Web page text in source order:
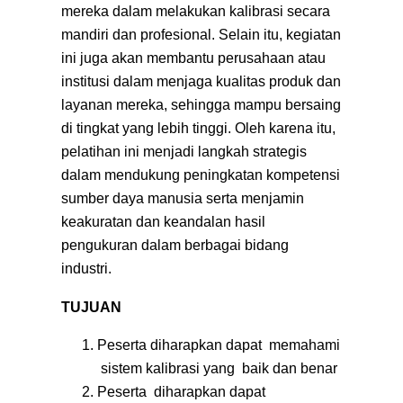
mereka dalam melakukan kalibrasi secara
mandiri dan profesional. Selain itu, kegiatan
ini juga akan membantu perusahaan atau
institusi dalam menjaga kualitas produk dan
layanan mereka, sehingga mampu bersaing
di tingkat yang lebih tinggi. Oleh karena itu,
pelatihan ini menjadi langkah strategis
dalam mendukung peningkatan kompetensi
sumber daya manusia serta menjamin
keakuratan dan keandalan hasil
pengukuran dalam berbagai bidang
industri.
TUJUAN
Peserta diharapkan dapat memahami
sistem kalibrasi yang baik dan benar
Peserta diharapkan dapat